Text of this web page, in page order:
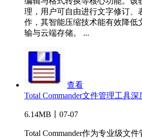
理，用户可自由进行文字修订、
作，其智能压缩技术能有效降低
输与云端存储。 ...
查看
Total Commander文件管理工具深
6.14MB丨07-07
Total Commander作为专业级文